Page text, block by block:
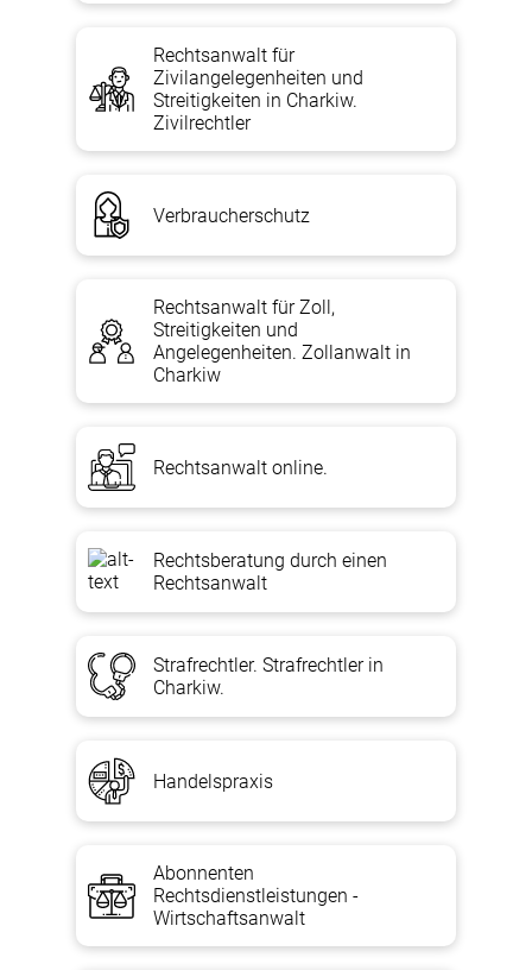
Rechtsanwalt für
Zivilangelegenheiten und
Streitigkeiten in Charkiw.
Zivilrechtler
Verbraucherschutz
Rechtsanwalt für Zoll,
Streitigkeiten und
Angelegenheiten. Zollanwalt in
Charkiw
Rechtsanwalt online.
Rechtsberatung durch einen
Rechtsanwalt
Strafrechtler. Strafrechtler in
Charkiw.
Handelspraxis
Abonnenten
Rechtsdienstleistungen -
Wirtschaftsanwalt